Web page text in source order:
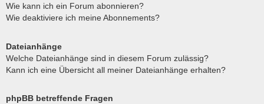
Wie kann ich ein Forum abonnieren?
Wie deaktiviere ich meine Abonnements?
Dateianhänge
Welche Dateianhänge sind in diesem Forum zulässig?
Kann ich eine Übersicht all meiner Dateianhänge erhalten?
phpBB betreffende Fragen